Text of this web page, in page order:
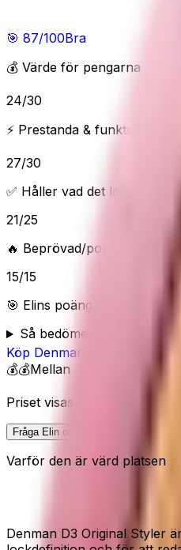
🎯 87/100Bra
💰 Värde för pengarna
24/30
⚡ Prestanda & funktioner
27/30
✅ Håller vad det lovar
21/25
🔥 Beprövad/populär
15/15
🎯 Elins poäng:
Så bedömer Elin
Köp Denman
💰💰Mellan
Priset visas inte här
Fråga Elin om denna
Varför den är värd platsen
Klassisk styler för
Denman D3 Original Styler